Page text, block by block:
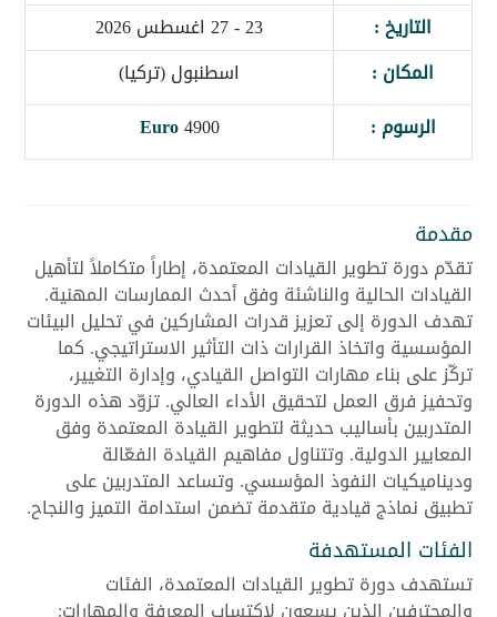
التاريخ :
23 - 27 اغسطس 2026
المكان :
اسطنبول (تركيا)
الرسوم :
4900
Euro
مقدمة
تقدّم دورة تطوير القيادات المعتمدة، إطاراً متكاملاً لتأهيل
القيادات الحالية والناشئة وفق أحدث الممارسات المهنية.
تهدف الدورة إلى تعزيز قدرات المشاركين في تحليل البيئات
المؤسسية واتخاذ القرارات ذات التأثير الاستراتيجي. كما
تركّز على بناء مهارات التواصل القيادي، وإدارة التغيير،
وتحفيز فرق العمل لتحقيق الأداء العالي. تزوّد هذه الدورة
المتدربين بأساليب حديثة لتطوير القيادة المعتمدة وفق
المعايير الدولية. وتتناول مفاهيم القيادة الفعّالة
وديناميكيات النفوذ المؤسسي. وتساعد المتدربين على
تطبيق نماذج قيادية متقدمة تضمن استدامة التميز والنجاح.
الفئات المستهدفة
تستهدف دورة تطوير القيادات المعتمدة، الفئات